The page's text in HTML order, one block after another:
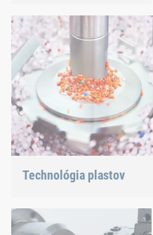
priemysel s našimi
inovatívnymi spojovacími
riešeniami.
Technológia plastov
ideálne riešenie.